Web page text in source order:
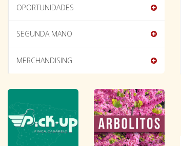
OPORTUNIDADES
SEGUNDA MANO
MERCHANDISING